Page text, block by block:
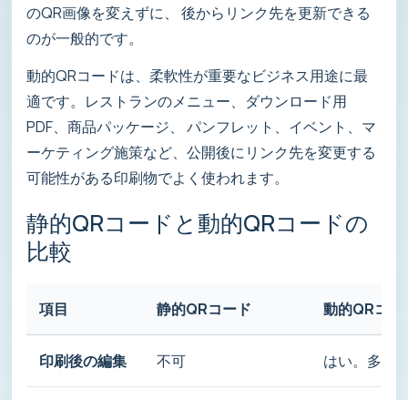
のQR画像を変えずに、 後からリンク先を更新できる
のが一般的です。
動的QRコードは、柔軟性が重要なビジネス用途に最
適です。レストランのメニュー、ダウンロード用
PDF、商品パッケージ、 パンフレット、イベント、マ
ーケティング施策など、公開後にリンク先を変更する
可能性がある印刷物でよく使われます。
静的QRコードと動的QRコードの
比較
項目 静的QRコード 動的QRコー
印刷後の編集 不可 はい。多く